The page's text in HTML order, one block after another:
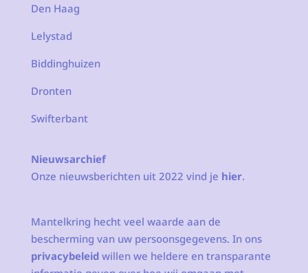
Den Haag
Lelystad
Biddinghuizen
Dronten
Swifterbant
Nieuwsarchief
Onze nieuwsberichten uit 2022 vind je hier.
Mantelkring hecht veel waarde aan de
bescherming van uw persoonsgegevens. In ons
privacybeleidwillen we heldere en transparante